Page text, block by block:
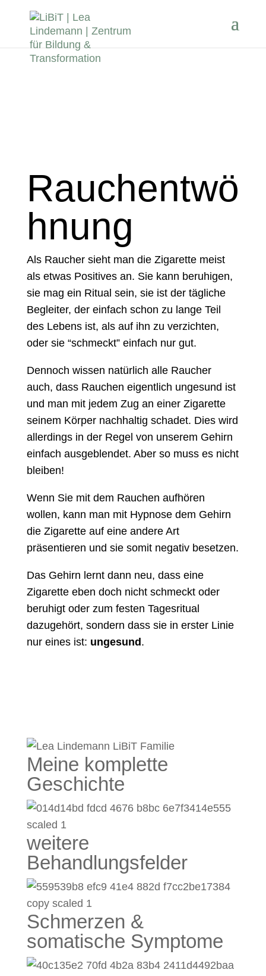
Rauchentwö
hnung
Als Raucher sieht man die Zigarette meist
als etwas Positives an. Sie kann beruhigen,
sie mag ein Ritual sein, sie ist der tägliche
Begleiter, der einfach schon zu lange Teil
des Lebens ist, als auf ihn zu verzichten,
oder sie “schmeckt” einfach nur gut.
Dennoch wissen natürlich alle Raucher
auch, dass Rauchen eigentlich ungesund ist
und man mit jedem Zug an einer Zigarette
seinem Körper nachhaltig schadet. Dies wird
allerdings in der Regel von unserem Gehirn
einfach ausgeblendet. Aber so muss es nicht
bleiben!
Wenn Sie mit dem Rauchen aufhören
wollen, kann man mit Hypnose dem Gehirn
die Zigarette auf eine andere Art
präsentieren und sie somit negativ besetzen.
Das Gehirn lernt dann neu, dass eine
Zigarette eben doch nicht schmeckt oder
beruhigt oder zum festen Tagesritual
dazugehört, sondern dass sie in erster Linie
nur eines ist: ungesund .
Meine komplette
Geschichte
weitere
Behandlungsfelder
Schmerzen &
somatische Symptome